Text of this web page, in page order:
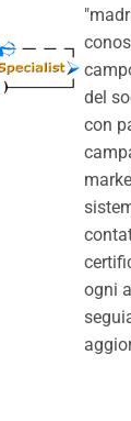
del
con
ogni